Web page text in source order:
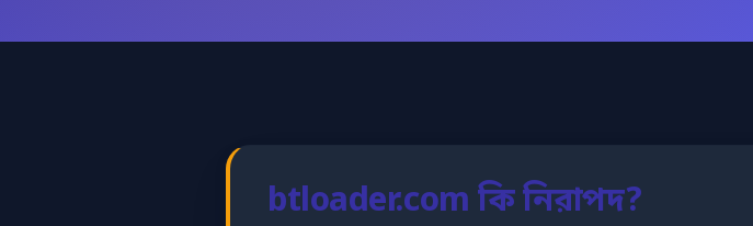
btloader.com কি নিরাপদ?